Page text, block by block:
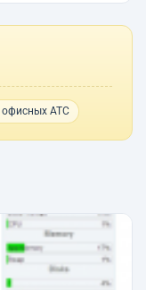
офисных АТС